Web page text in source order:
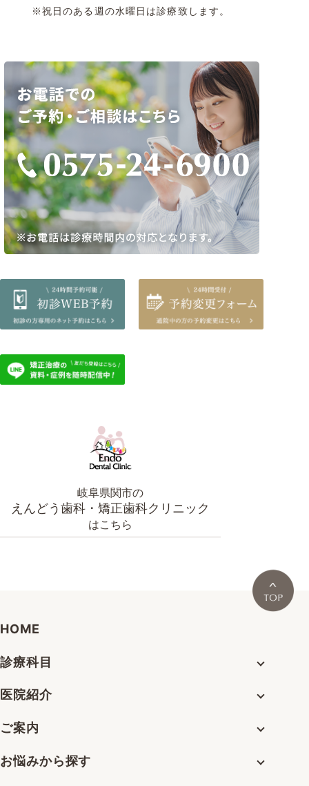
※祝日のある週の水曜日は診療致します。
岐阜県関市の
えんどう歯科・矯正歯科クリニック
はこちら
HOME
診療科目
医院紹介
ご案内
お悩みから探す